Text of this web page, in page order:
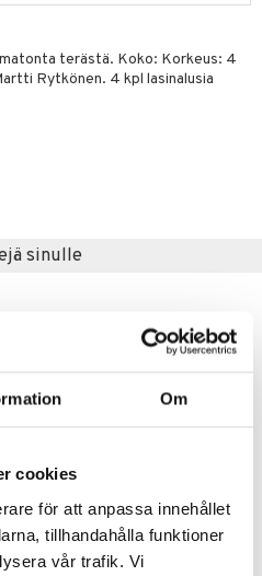
Om
cookies
för att anpassa innehållet
tillhandahålla funktioner
vår trafik. Vi
terästä. Koko: Korkeus: 4
Rytkönen. 4 kpl lasinalusia
sinulle
City Jääastia
ORREFORS